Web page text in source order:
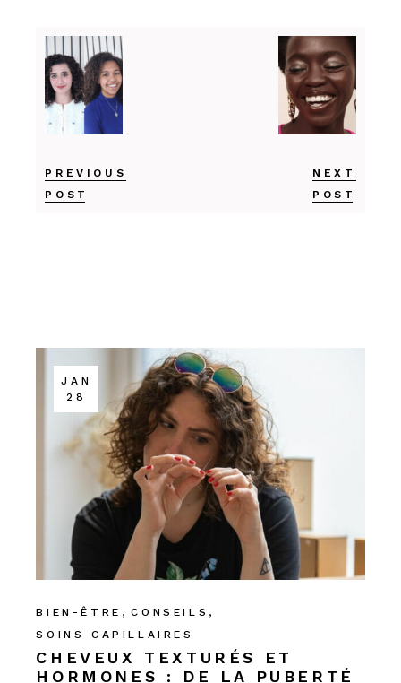
PREVIOUS
POST
NEXT
POST
JAN
28
BIEN-ÊTRE
CONSEILS
SOINS CAPILLAIRES
CHEVEUX TEXTURÉS ET
HORMONES : DE LA PUBERTÉ